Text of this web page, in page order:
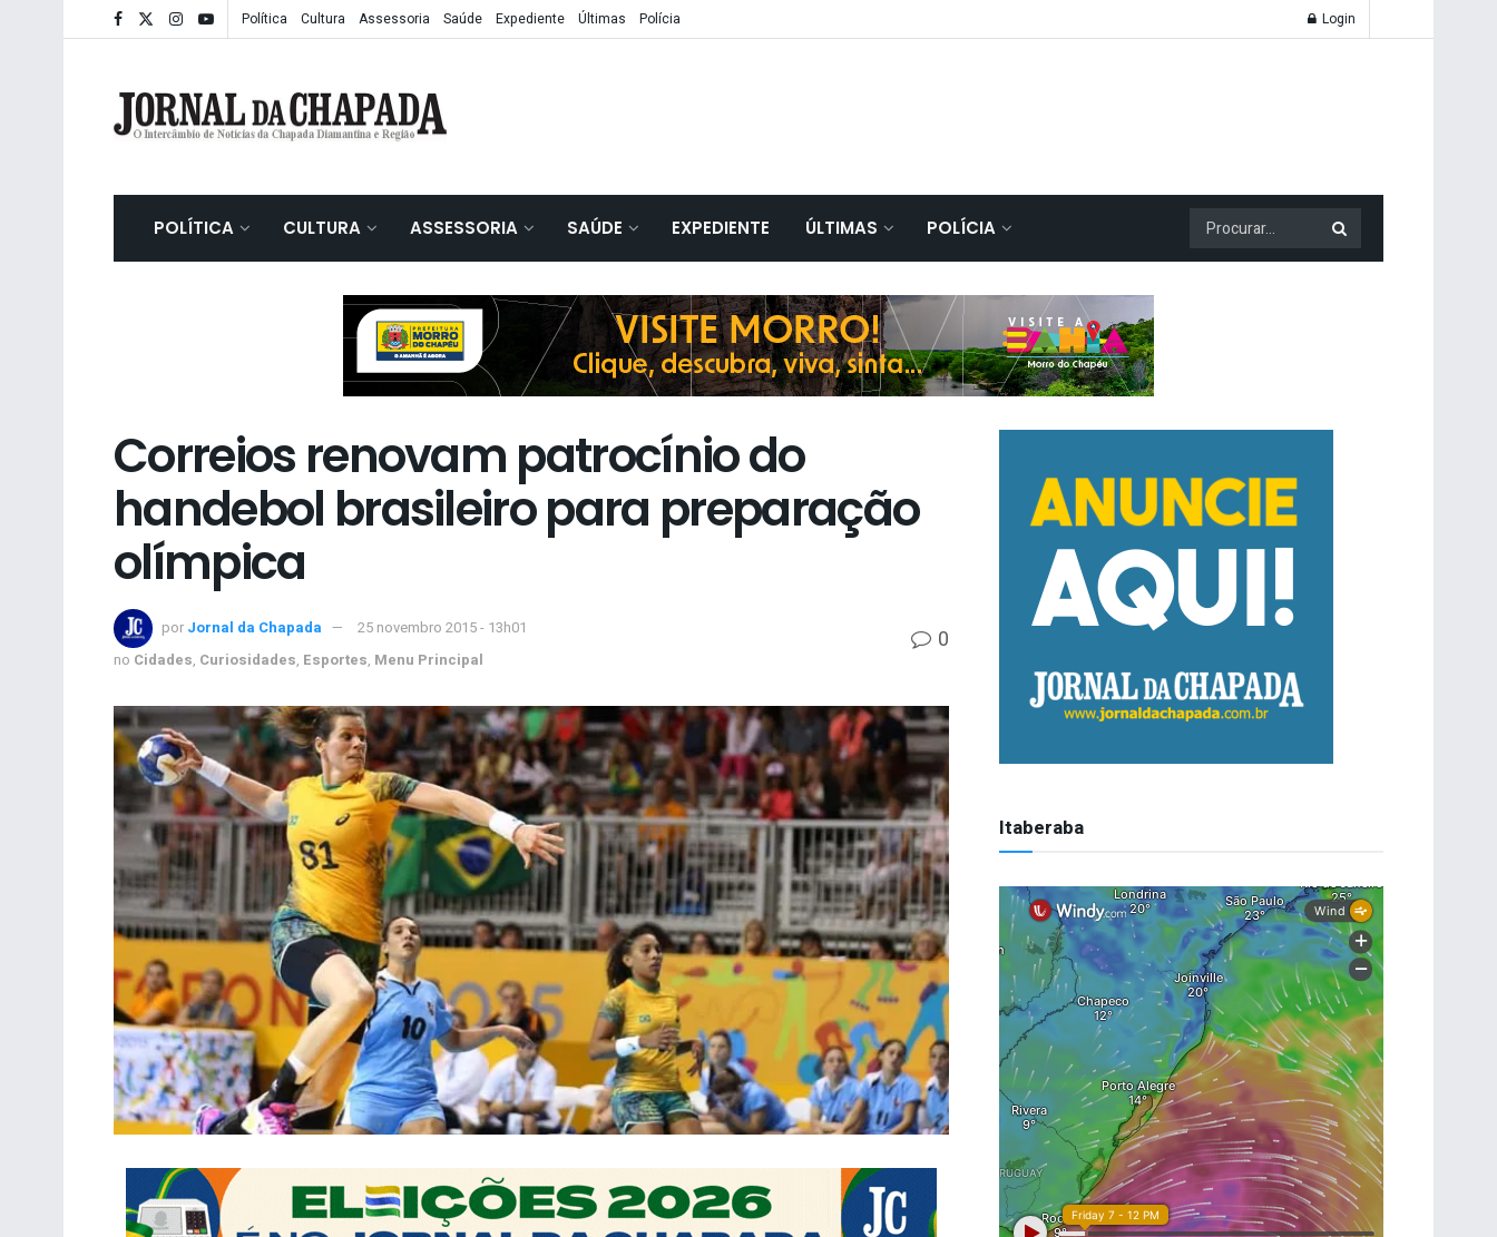
Política Cultura Assessoria Saúde Expediente Últimas Polícia Login
POLÍTICA CULTURA ASSESSORIA SAÚDE EXPEDIENTE ÚLTIMAS POLÍCIA
Correios renovam patrocínio do
handebol brasileiro para preparação
olímpica
por Jornal da Chapada
25 novembro 2015 - 13h01
no Cidades, Curiosidades, Esportes, Menu Principal
0
Itaberaba